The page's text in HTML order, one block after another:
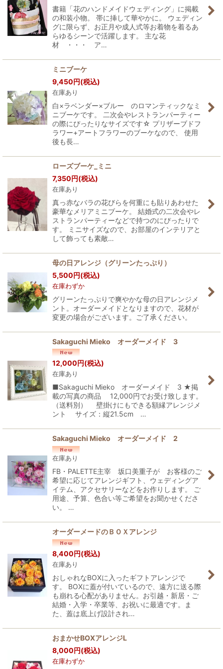
書籍「花のハンドメイドウェディング」に掲載
の和装小物。 帯に挿して華やかに。 ウェディン
グに限らず、お正月や成人式等お着物を着るあ
らゆるシーンで活躍します。 主な花
材 ・・・ ア…
ミニブーケ
9,450円(税込)
在庫あり
白×ラベンダー×ブルー のロマンティックなミ
ニブーケです。 二次会やレストランパーティー
の際にぴったりなサイズです☆ プリザーブドフ
ラワー+アートフラワーのブーケなので、 使用
後も長…
ローズブーケ_ミニ
7,350円(税込)
在庫あり
真っ赤なバラの花びらを何重にも貼りあわせた
豪華なメリアミニブーケ。 結婚式の二次会やレ
ストランパーティーなどで持つのにぴったりで
す。 ミニサイズなので、お部屋のインテリアと
して飾っても素敵…
母の日アレンジ（グリーンたっぷり）
5,500円(税込)
在庫わずか
グリーンたっぷりで爽やかな母の日アレンジメ
ント。オーダーメイドとなりますので、花材が
変更の場合がございます。ご了承ください。
Sakaguchi Mieko オーダーメイド 3
12,000円(税込)
在庫あり
■Sakaguchi Mieko オーダーメイド 3 ★掲
載の写真の商品 12,000円でお受け致します。
（送料別） 壁掛けにもできる額縁アレンジメ
ント サイズ：縦21.5cm …
Sakaguchi Mieko オーダーメイド 2
在庫あり
FB・PALETTE主宰 坂口美重子が お客様のご
希望に応じてアレンジギフト、ウェディングア
イテム、アクセサリーなどをお作りします。 ご
用途、予算、色合い等ご希望をお聞かせくださ
い。 …
オーダーメードのＢＯＸアレンジ
8,400円(税込)
在庫あり
おしゃれなBOXに入ったギフトアレンジで
す。 BOXに蓋が付いているので、遠方に送る際
も崩れる心配がありません。お引越・新居・ご
結婚・入学・卒業等、お祝いに最適です。ま
た、蓋は底上げ設計され…
おまかせBOXアレンジL
8,000円(税込)
在庫わずか